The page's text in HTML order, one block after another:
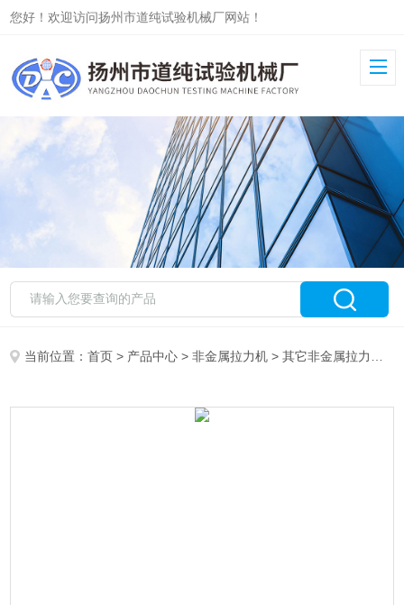
您好！欢迎访问扬州市道纯试验机械厂网站！
当前位置：首页 > 产品中心 >非金属拉力机 >其它非金属拉力机